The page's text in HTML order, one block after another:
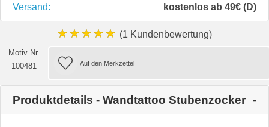
Versand:
kostenlos ab 49€ (D)
★★★★★ (1 Kundenbewertung)
Motiv Nr.
100481
Produktdetails - Wandtattoo Stubenzocker